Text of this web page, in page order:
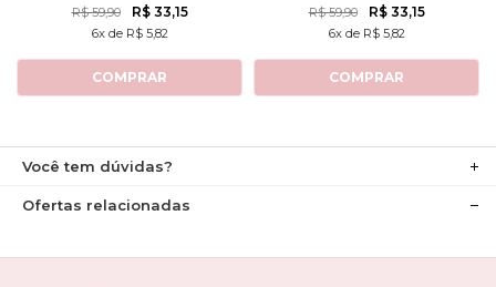
DA MÔNICA
R$ 59,90 R$ 33,15
6x de R$ 5,82
COMPRAR
MÔNICA
R$ 59,90 R$ 33,15
6x de R$ 5,82
COMPRAR
Você tem dúvidas?
Ofertas relacionadas